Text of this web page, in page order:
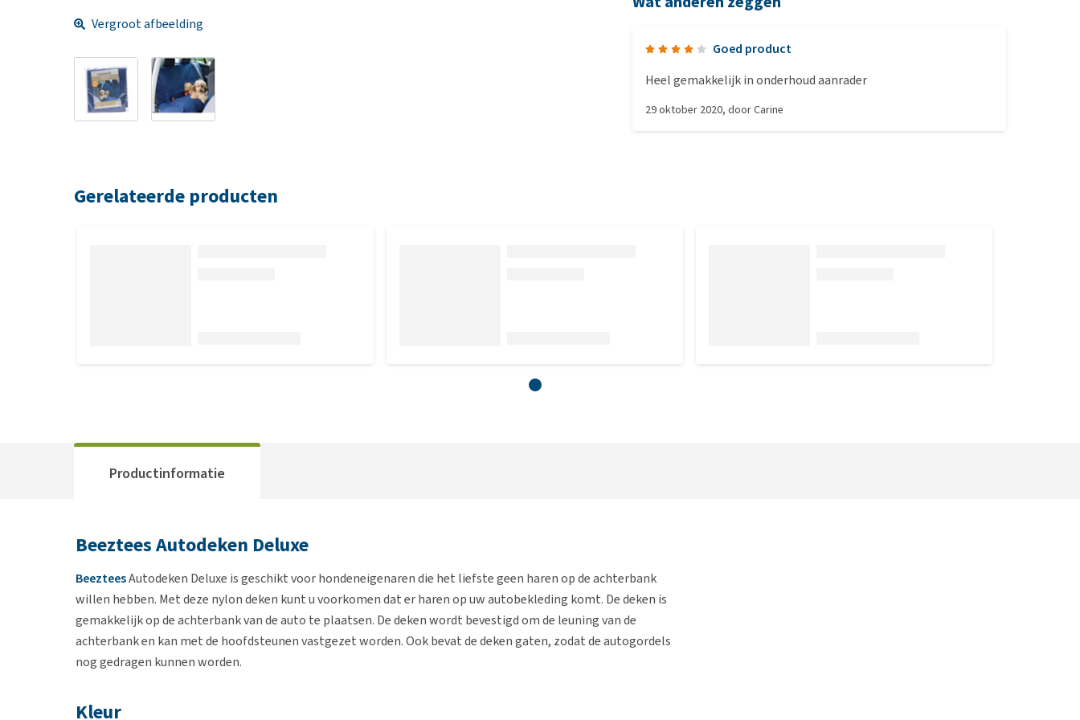
Vergroot afbeelding
Goed product
Heel gemakkelijk in onderhoud aanrader
29 oktober 2020, doorCarine
Gerelateerde producten
Productinformatie
Beeztees Autodeken Deluxe
BeezteesAutodeken Deluxe is geschikt voor hondeneigenaren die het liefste geen haren op de achterbank
willen hebben. Met deze nylon deken kunt u voorkomen dat er haren op uw autobekleding komt. De deken is
gemakkelijk op de achterbank van de auto te plaatsen. De deken wordt bevestigd om de leuning van de
achterbank en kan met de hoofdsteunen vastgezet worden. Ook bevat de deken gaten, zodat de autogordels
nog gedragen kunnen worden.
Kleur